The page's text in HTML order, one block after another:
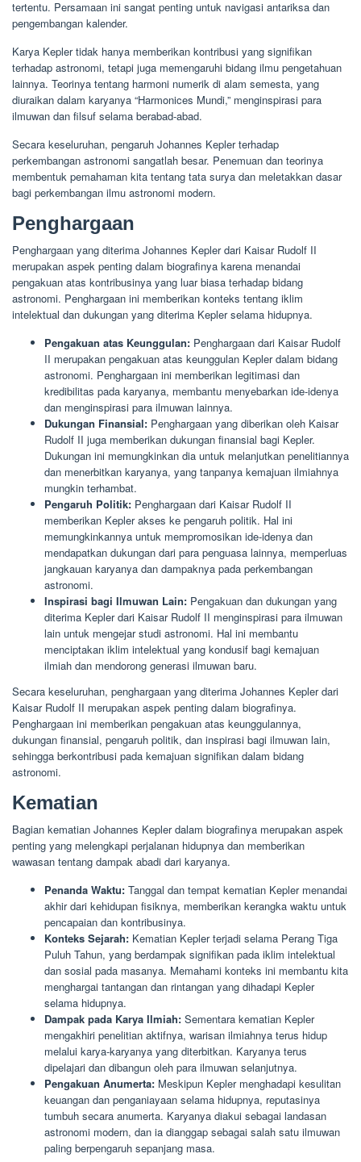
tertentu. Persamaan ini sangat penting untuk navigasi antariksa dan
pengembangan kalender.
Karya Kepler tidak hanya memberikan kontribusi yang signifikan
terhadap astronomi, tetapi juga memengaruhi bidang ilmu pengetahuan
lainnya. Teorinya tentang harmoni numerik di alam semesta, yang
diuraikan dalam karyanya “Harmonices Mundi,” menginspirasi para
ilmuwan dan filsuf selama berabad-abad.
Secara keseluruhan, pengaruh Johannes Kepler terhadap
perkembangan astronomi sangatlah besar. Penemuan dan teorinya
membentuk pemahaman kita tentang tata surya dan meletakkan dasar
bagi perkembangan ilmu astronomi modern.
Penghargaan
Penghargaan yang diterima Johannes Kepler dari Kaisar Rudolf II
merupakan aspek penting dalam biografinya karena menandai
pengakuan atas kontribusinya yang luar biasa terhadap bidang
astronomi. Penghargaan ini memberikan konteks tentang iklim
intelektual dan dukungan yang diterima Kepler selama hidupnya.
Pengakuan atas Keunggulan: Penghargaan dari Kaisar Rudolf
II merupakan pengakuan atas keunggulan Kepler dalam bidang
astronomi. Penghargaan ini memberikan legitimasi dan
kredibilitas pada karyanya, membantu menyebarkan ide-idenya
dan menginspirasi para ilmuwan lainnya.
Dukungan Finansial: Penghargaan yang diberikan oleh Kaisar
Rudolf II juga memberikan dukungan finansial bagi Kepler.
Dukungan ini memungkinkan dia untuk melanjutkan penelitiannya
dan menerbitkan karyanya, yang tanpanya kemajuan ilmiahnya
mungkin terhambat.
Pengaruh Politik: Penghargaan dari Kaisar Rudolf II
memberikan Kepler akses ke pengaruh politik. Hal ini
memungkinkannya untuk mempromosikan ide-idenya dan
mendapatkan dukungan dari para penguasa lainnya, memperluas
jangkauan karyanya dan dampaknya pada perkembangan
astronomi.
Inspirasi bagi Ilmuwan Lain: Pengakuan dan dukungan yang
diterima Kepler dari Kaisar Rudolf II menginspirasi para ilmuwan
lain untuk mengejar studi astronomi. Hal ini membantu
menciptakan iklim intelektual yang kondusif bagi kemajuan
ilmiah dan mendorong generasi ilmuwan baru.
Secara keseluruhan, penghargaan yang diterima Johannes Kepler dari
Kaisar Rudolf II merupakan aspek penting dalam biografinya.
Penghargaan ini memberikan pengakuan atas keunggulannya,
dukungan finansial, pengaruh politik, dan inspirasi bagi ilmuwan lain,
sehingga berkontribusi pada kemajuan signifikan dalam bidang
astronomi.
Kematian
Bagian kematian Johannes Kepler dalam biografinya merupakan aspek
penting yang melengkapi perjalanan hidupnya dan memberikan
wawasan tentang dampak abadi dari karyanya.
Penanda Waktu: Tanggal dan tempat kematian Kepler menandai
akhir dari kehidupan fisiknya, memberikan kerangka waktu untuk
pencapaian dan kontribusinya.
Konteks Sejarah: Kematian Kepler terjadi selama Perang Tiga
Puluh Tahun, yang berdampak signifikan pada iklim intelektual
dan sosial pada masanya. Memahami konteks ini membantu kita
menghargai tantangan dan rintangan yang dihadapi Kepler
selama hidupnya.
Dampak pada Karya Ilmiah: Sementara kematian Kepler
mengakhiri penelitian aktifnya, warisan ilmiahnya terus hidup
melalui karya-karyanya yang diterbitkan. Karyanya terus
dipelajari dan dibangun oleh para ilmuwan selanjutnya.
Pengakuan Anumerta: Meskipun Kepler menghadapi kesulitan
keuangan dan penganiayaan selama hidupnya, reputasinya
tumbuh secara anumerta. Karyanya diakui sebagai landasan
astronomi modern, dan ia dianggap sebagai salah satu ilmuwan
paling berpengaruh sepanjang masa.